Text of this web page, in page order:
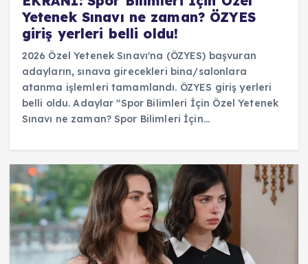
Yetenek Sınavı ne zaman? ÖZYES
giriş yerleri belli oldu!
2026 Özel Yetenek Sınavı'na (ÖZYES) başvuran
adayların, sınava girecekleri bina/salonlara
atanma işlemleri tamamlandı. ÖZYES giriş yerleri
belli oldu. Adaylar "Spor Bilimleri İçin Özel Yetenek
Sınavı ne zaman? Spor Bilimleri İçin…